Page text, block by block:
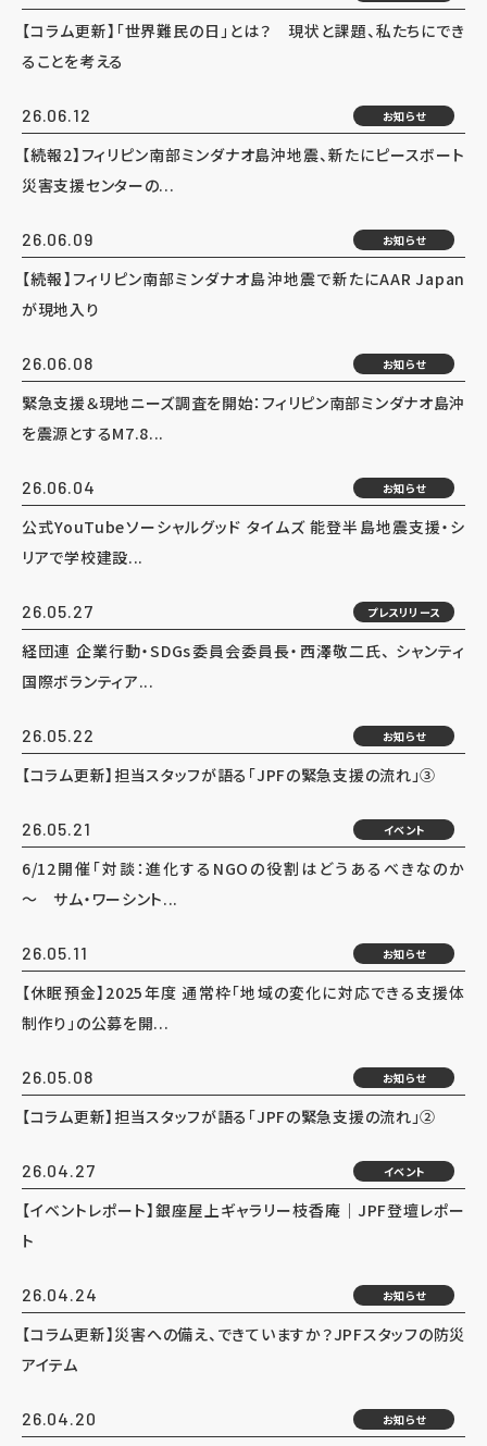
【コラム更新】「世界難民の日」とは？ 現状と課題、私たちにでき
ることを考える
26.06.12 お知らせ
【続報2】フィリピン南部ミンダナオ島沖地震、新たにピースボート
災害支援センターの...
26.06.09 お知らせ
【続報】フィリピン南部ミンダナオ島沖地震で新たにAAR Japan
が現地入り
26.06.08 お知らせ
緊急支援＆現地ニーズ調査を開始：フィリピン南部ミンダナオ島沖
を震源とするM7.8...
26.06.04 お知らせ
公式YouTubeソーシャルグッド タイムズ 能登半島地震支援・シ
リアで学校建設...
26.05.27 プレスリリース
経団連 企業行動・SDGs委員会委員長・西澤敬二氏、 シャンティ
国際ボランティア...
26.05.22 お知らせ
【コラム更新】担当スタッフが語る「JPFの緊急支援の流れ」③
26.05.21 イベント
6/12開催「対談：進化するNGOの役割はどうあるべきなのか
～ サム・ワーシント...
26.05.11 お知らせ
【休眠預金】2025年度 通常枠「地域の変化に対応できる支援体
制作り」の公募を開...
26.05.08 お知らせ
【コラム更新】担当スタッフが語る「JPFの緊急支援の流れ」②
26.04.27 イベント
【イベントレポート】銀座屋上ギャラリー枝香庵｜JPF登壇レポー
ト
26.04.24 お知らせ
【コラム更新】災害への備え、できていますか？JPFスタッフの防災
アイテム
26.04.20 お知らせ